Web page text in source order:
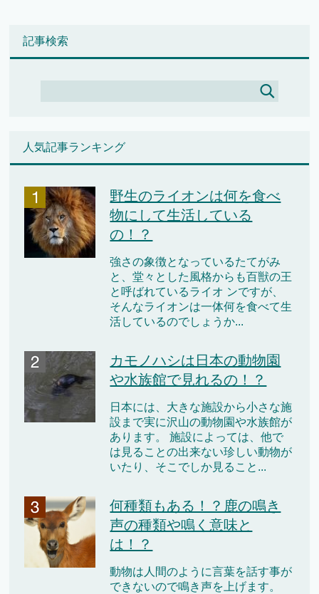
記事検索
人気記事ランキング
野生のライオンは何を食べ
物にして生活している
の！？
強さの象徴となっているたてがみ
と、堂々とした風格からも百獣の王
と呼ばれているライオ ンですが、
そんなライオンは一体何を食べて生
活しているのでしょうか...
カモノハシは日本の動物園
や水族館で見れるの！？
日本には、大きな施設から小さな施
設まで実に沢山の動物園や水族館が
あります。 施設によっては、他で
は見ることの出来ない珍しい動物が
いたり、そこでしか見ること...
何種類もある！？鹿の鳴き
声の種類や鳴く意味と
は！？
動物は人間のように言葉を話す事が
できないので鳴き声を上げます。